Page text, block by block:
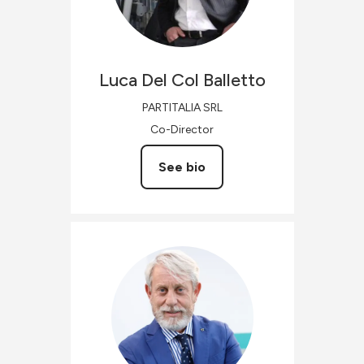
Luca Del Col Balletto
PARTITALIA SRL
Co-Director
See bio